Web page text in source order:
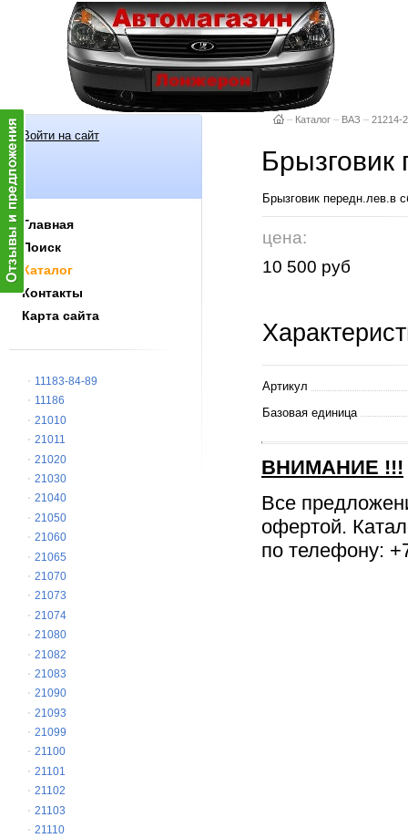
Войти на сайт
Главная
Поиск
Каталог
Контакты
Карта сайта
11183-84-89
11186
21010
21011
21020
21030
21040
21050
21060
21065
21070
21073
21074
21080
21082
21083
21090
21093
21099
21100
21101
21102
21103
21110
– Каталог – ВАЗ – 21214-
Брызговик
цена:
10 500 руб
Артикул
Базовая единица
ВНИМАНИЕ !!!
Все
офертой.
по телефону: